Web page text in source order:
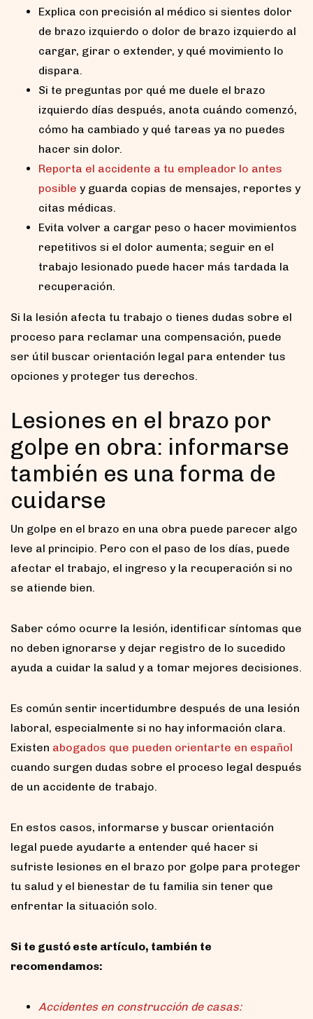
Explica con precisión al médico si sientes dolor
de brazo izquierdo o dolor de brazo izquierdo al
cargar, girar o extender, y qué movimiento lo
dispara.
Si te preguntas por qué me duele el brazo
izquierdo días después, anota cuándo comenzó,
cómo ha cambiado y qué tareas ya no puedes
hacer sin dolor.
Reporta el accidente a tu empleador lo antes
posible y guarda copias de mensajes, reportes y
citas médicas.
Evita volver a cargar peso o hacer movimientos
repetitivos si el dolor aumenta; seguir en el
trabajo lesionado puede hacer más tardada la
recuperación.
Si la lesión afecta tu trabajo o tienes dudas sobre el
proceso para reclamar una compensación, puede
ser útil buscar orientación legal para entender tus
opciones y proteger tus derechos.
Lesiones en el brazo por
golpe en obra: informarse
también es una forma de
cuidarse
Un golpe en el brazo en una obra puede parecer algo
leve al principio. Pero con el paso de los días, puede
afectar el trabajo, el ingreso y la recuperación si no
se atiende bien.
Saber cómo ocurre la lesión, identificar síntomas que
no deben ignorarse y dejar registro de lo sucedido
ayuda a cuidar la salud y a tomar mejores decisiones.
Es común sentir incertidumbre después de una lesión
laboral, especialmente si no hay información clara.
Existen abogados que pueden orientarte en español
cuando surgen dudas sobre el proceso legal después
de un accidente de trabajo.
En estos casos, informarse y buscar orientación
legal puede ayudarte a entender qué hacer si
sufriste lesiones en el brazo por golpe para proteger
tu salud y el bienestar de tu familia sin tener que
enfrentar la situación solo.
Si te gustó este artículo, también te
recomendamos:
Accidentes en construcción de casas: